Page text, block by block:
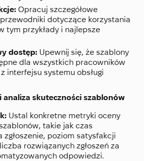
Opracuj szczegółowe
dotyczące korzystania
tym przykłady i najlepsze
dostęp: Upewnij się, że szablony
dla wszystkich pracowników
interfejsu systemu obsługi
analiza skuteczności szablonów
Ustal konkretne metryki oceny
takie jak czas
zgłoszenie, poziom satysfakcji
rozwiązanych zgłoszeń za
odpowiedzi.